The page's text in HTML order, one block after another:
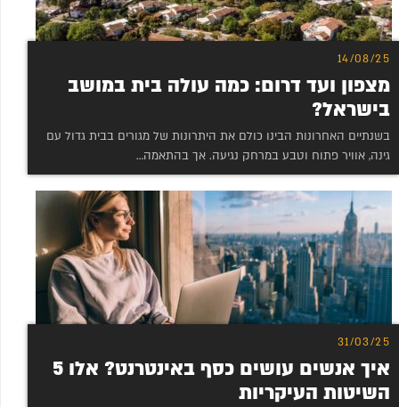
14/08/25
מצפון ועד דרום: כמה עולה בית במושב
בישראל?
בשנתיים האחרונות הבינו כולם את היתרונות של מגורים בבית גדול עם
גינה, אוויר פתוח וטבע במרחק נגיעה. אך בהתאמה…
31/03/25
איך אנשים עושים כסף באינטרנט? אלו 5
השיטות העיקריות